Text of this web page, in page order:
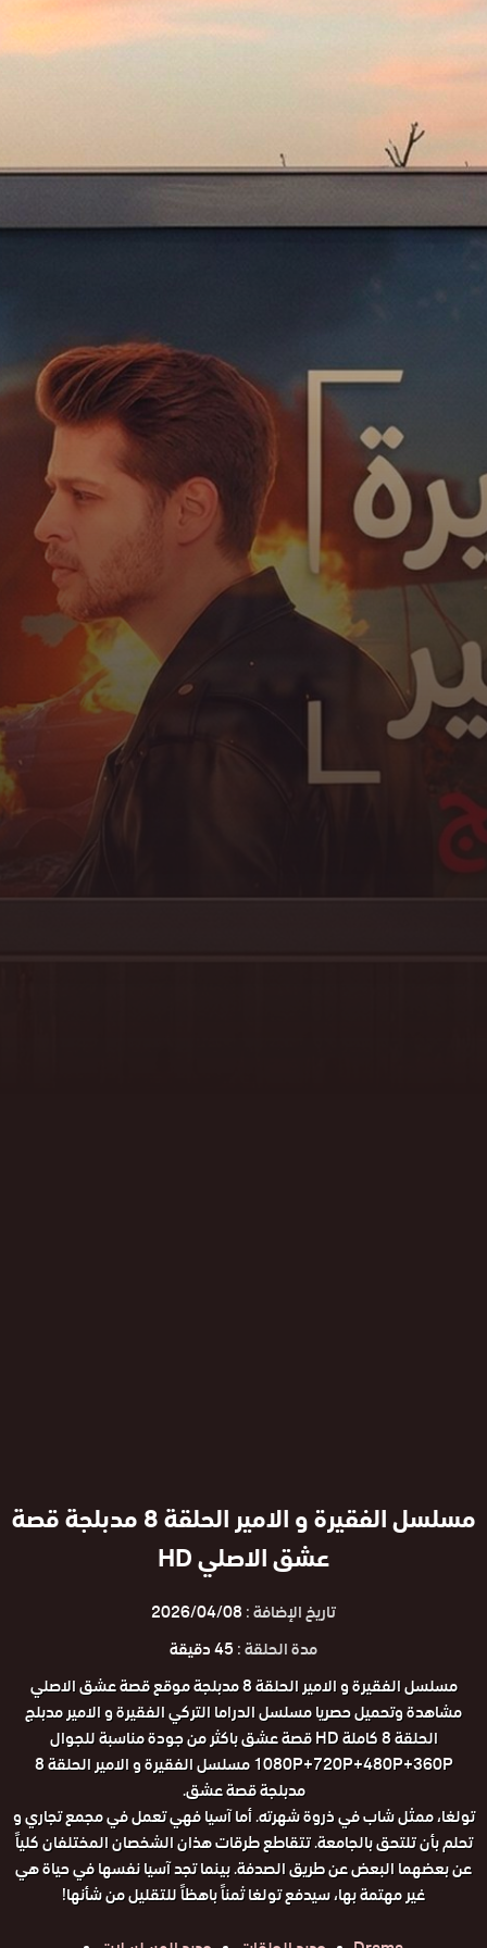
مسلسل الفقيرة و الامير الحلقة 8 مدبلجة قصة
عشق الاصلي HD
تاريخ الإضافة :2026/04/08
مدة الحلقة :45 دقيقة
مسلسل الفقيرة و الامير الحلقة 8 مدبلجة موقع قصة عشق الاصلي
مشاهدة وتحميل حصريا مسلسل الدراما التركي الفقيرة و الامير مدبلج
الحلقة 8 كاملة HD قصة عشق باكثر من جودة مناسبة للجوال
1080P+720P+480P+360P مسلسل الفقيرة و الامير الحلقة 8
مدبلجة قصة عشق.
تولغا، ممثل شاب في ذروة شهرته. أما آسيا فهي تعمل في مجمع تجاري و
تحلم بأن تلتحق بالجامعة. تتقاطع طرقات هذان الشخصان المختلفان كلياً
عن بعضهما البعض عن طريق الصدفة. بينما تجد آسيا نفسها في حياة هي
غير مهتمة بها، سيدفع تولغا ثمناً باهظاً للتقليل من شأنها!